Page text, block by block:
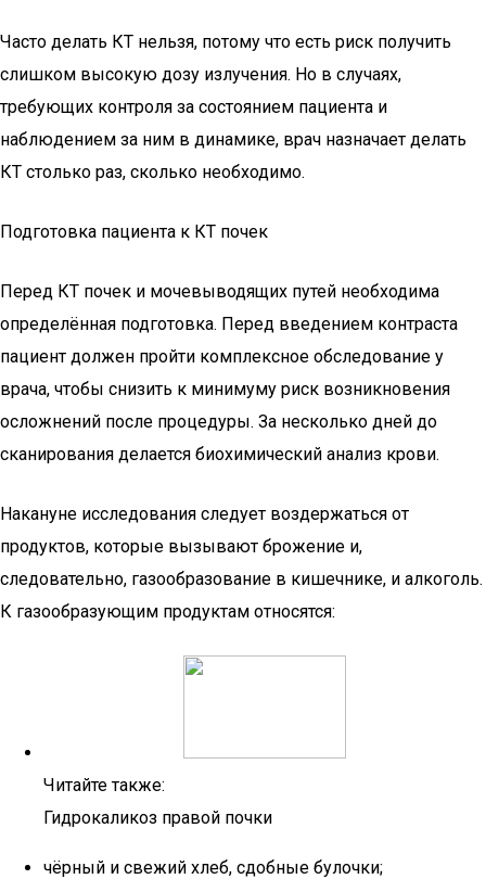
Часто делать КТ нельзя, потому что есть риск получить
слишком высокую дозу излучения. Но в случаях,
требующих контроля за состоянием пациента и
наблюдением за ним в динамике, врач назначает делать
КТ столько раз, сколько необходимо.
Подготовка пациента к КТ почек
Перед КТ почек и мочевыводящих путей необходима
определённая подготовка. Перед введением контраста
пациент должен пройти комплексное обследование у
врача, чтобы снизить к минимуму риск возникновения
осложнений после процедуры. За несколько дней до
сканирования делается биохимический анализ крови.
Накануне исследования следует воздержаться от
продуктов, которые вызывают брожение и,
следовательно, газообразование в кишечнике, и алкоголь.
К газообразующим продуктам относятся:
Читайте также:
Гидрокаликоз правой почки
чёрный и свежий хлеб, сдобные булочки;